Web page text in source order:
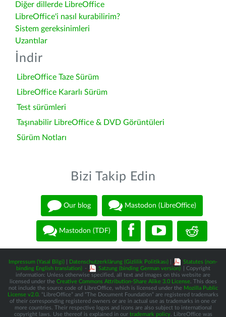
Diğer dillerde LibreOffice
LibreOffice'i nasıl kurabilirim?
Sistem gereksinimleri
Uzantılar
İndir
LibreOffice Taze Sürüm
LibreOffice Kararlı Sürüm
Test sürümleri
Taşınabilir LibreOffice & DVD Görüntüleri
Sürüm Notları
Bizi Takip Edin
Our blog Mastodon (LibreOffice)
Mastodon (TDF)
Impressum (Yasal Bilgi) Datenschutzerklärung (Gizlilik Politikası)
Statutes (non-
binding English translation) - Satzung (binding German version)
| Copyright
information: Unless otherwise specified, all text and images on this website are
licensed under the Creative Commons Attribution-Share Alike 3.0 License. This does
not include the source code of LibreOffice, which is licensed under the Mozilla Public
License v2.0 . “LibreOffice” and “The Document Foundation” are registered trademarks
of their corresponding registered owners or are in actual use as trademarks in one or
more countries. Their respective logos and icons are also subject to international
copyright laws. Use thereof is explained in our trademark policy. LibreOffice was